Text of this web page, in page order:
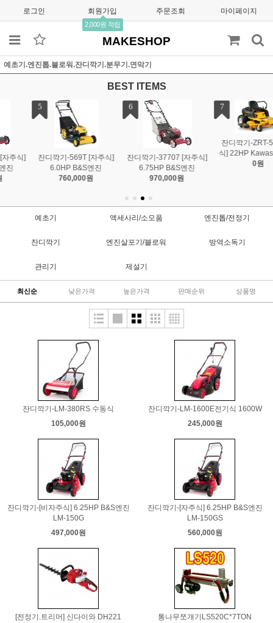
로그인 회원가입
2,000원 적립
주문조회 마이페이지
MAKESHOP
예초기.엔진톱.블로워.잔디깍기.분무기.연막기
BEST ITEMS
잔디깍기-ZRT-50 [승차
식] 22HP Kawasaki엔진
0원
잔디깍기-37896 [자주식]
5.5HP HONDA엔진
1,290,000원
잔디깍기-37910 [자주식]
6.25HP B/S엔진
예초기 액세사리/소모품 엔진톱/전정기
잔디깍기 엔진살포기/블로워 방역소독기
관리기 제설기
최신순 낮은가격 높은가격 판매순위 상품명
잔디깍기-LM-380RS 수동식
105,000원
잔디깍기-LM-1600E전기식 1600W
245,000원
잔디깍기-[비자주식] 6.25HP B&S엔진
LM-150G
497,000원
잔디깍기-[자주식] 6.25HP B&S엔진
LM-150GS
560,000원
[전정기.트리머] 신다이와 DH221
통나무쪼개기LS520C*7TON